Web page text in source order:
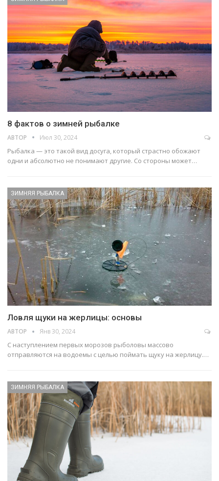
8 фактов о зимней рыбалке
АВТОР Июл 30, 2024
Рыбалка — это такой вид досуга, который страстно обожают
одни и абсолютно не понимают другие. Со стороны может…
ЗИМНЯЯ РЫБАЛКА
Ловля щуки на жерлицы: основы
АВТОР Янв 30, 2024
С наступлением первых морозов рыболовы массово
отправляются на водоемы с целью поймать щуку на жерлицу.…
ЗИМНЯЯ РЫБАЛКА